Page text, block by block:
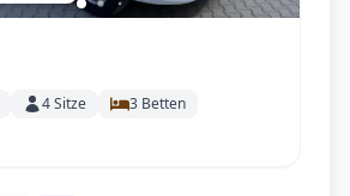
4Sitze 3 Betten